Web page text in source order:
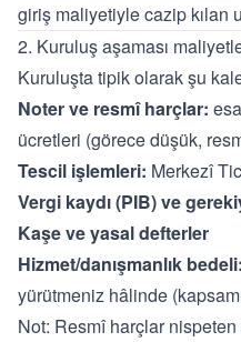
giriş maliyetiyle cazip kılan
2. Kuruluş aşaması
Kuruluşta tipik olarak şu
Noter ve resmî harçlar:
ücretleri (görece düşük,
Tescil işlemleri: Merkezî
Vergi kaydı (PIB) ve
Kaşe ve yasal defterler
Hizmet/danışmanlık bedeli:
yürütmeniz hâlinde
Not: Resmî harçlar